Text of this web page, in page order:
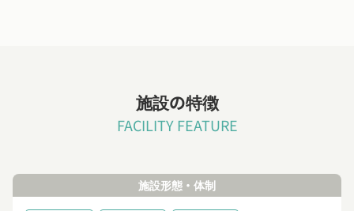
施設の特徴
FACILITY FEATURE
施設形態・体制